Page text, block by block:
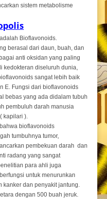
sistem metabolisme
adalah Bioflavonoids.
berasal dari daun, buah, dan
anti oksidan yang paling
kedokteran diseluruh dunia,
sangat lebih baik
E. Fungsi dari bioflavonoids
bebas yang ada didalam tubuh
pembuluh darah manusia
kapilari ).
bioflavonoids
tumbuhnya tumor,
pembekuan darah dan
radang yang sangat
para ahli juga
untuk menurunkan
kanker dan penyakit jantung.
dengan 500 buah jeruk.